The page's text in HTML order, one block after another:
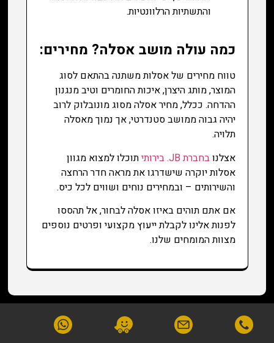
והתשתיות הרלוונטיות.
כמה עולה מושב אסלה? מחירים:
טווח מחירים של אסלות משתנה בהתאם לסוג
המוצר, מותג היצרן, איכות החומרים וטיב מנגנון
ההדחה. ככלל, מחיר אסלה מסוג מונובלוק לרוב
יהיה גבוה ממושב סטנדרטי, אך נמוך מאסלה
תלויה.
אצלנובחברת JB. בירותי
תוכלו למצוא מגוון
אסלות יוקרה שישדרגו את מראה חדר הרחצה
והשירותים – ובמחירים נוחים ושווים לכל כיס.
אם אתם תוהים באיזו אסלה לבחור, אל תהססו
לפנות אלינו לקבלת ייעוץ מקצועי ופרטים נוספים
מצוות המומחים שלנו.